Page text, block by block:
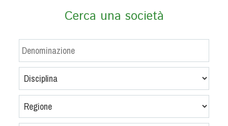
Cerca una società
Tesseramento e Affiliazioni
Circolari
Convenzioni
Tesserati